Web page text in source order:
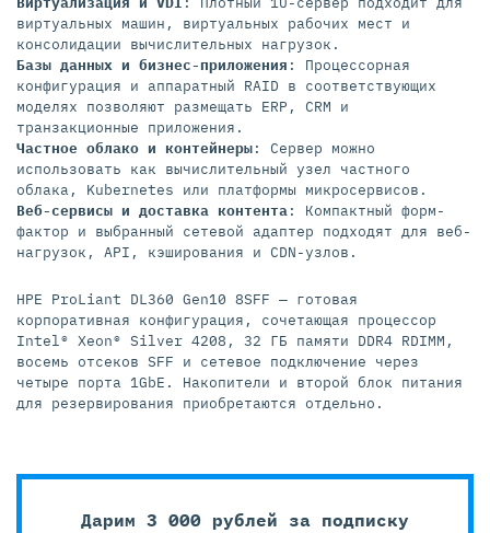
виртуальных машин, виртуальных рабочих мест и
консолидации вычислительных нагрузок.
Базы данных и бизнес-приложения : Процессорная
конфигурация и аппаратный RAID в соответствующих
моделях позволяют размещать ERP, CRM и
транзакционные приложения.
Частное облако и контейнеры: Сервер можно
использовать как вычислительный узел частного
облака, Kubernetes или платформы микросервисов.
Веб-сервисы и доставка контента: Компактный форм-
фактор и выбранный сетевой адаптер подходят для веб-
нагрузок, API, кэширования и CDN-узлов.
HPE ProLiant DL360 Gen10 8SFF — готовая
корпоративная конфигурация, сочетающая процессор
Intel® Xeon® Silver 4208, 32 ГБ памяти DDR4 RDIMM,
восемь отсеков SFF и сетевое подключение через
четыре порта 1GbE. Накопители и второй блок питания
для резервирования приобретаются отдельно.
Дарим 3 000 рублей за подписку